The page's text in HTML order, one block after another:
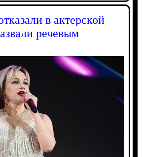
в актерской
речевым